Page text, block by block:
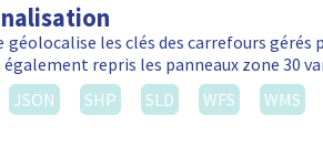
géolocalise les clés des carrefours
repris les panneaux zone 30
JSON SHP SLD WFS WMS